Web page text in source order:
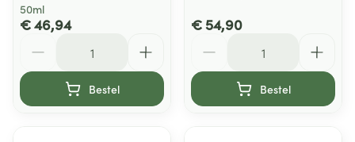
50ml
€ 46,94
Bestel
€ 54,90
Bestel